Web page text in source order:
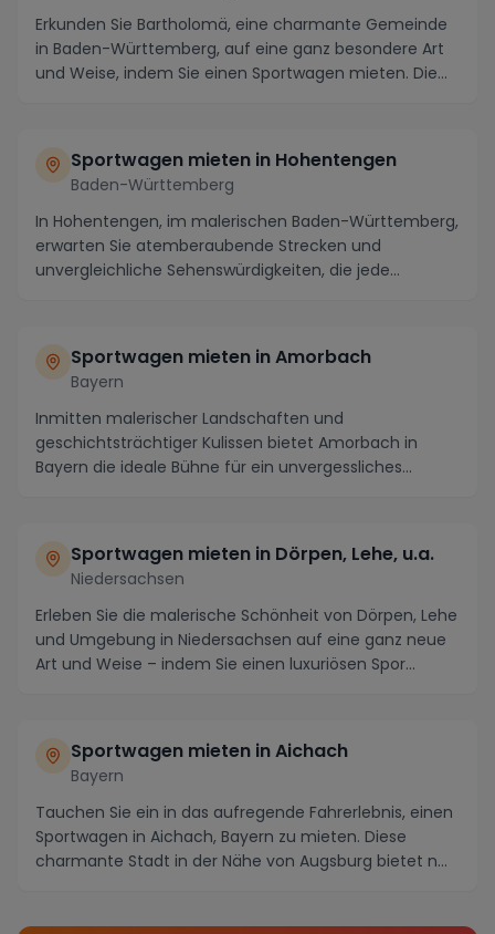
Erkunden Sie Bartholomä, eine charmante Gemeinde
in Baden-Württemberg, auf eine ganz besondere Art
und Weise, indem Sie einen Sportwagen mieten. Die
Sportwagen mieten in Hohentengen
Baden-Württemberg
In Hohentengen, im malerischen Baden-Württemberg,
erwarten Sie atemberaubende Strecken und
unvergleichliche Sehenswürdigkeiten, die jede
Sportwagen mieten in Amorbach
Bayern
Inmitten malerischer Landschaften und
geschichtsträchtiger Kulissen bietet Amorbach in
Bayern die ideale Bühne für ein unvergessliches
Sportwagen mieten in Dörpen, Lehe, u.a.
Niedersachsen
Erleben Sie die malerische Schönheit von Dörpen, Lehe
und Umgebung in Niedersachsen auf eine ganz neue
Art und Weise – indem Sie einen luxuriösen Spor...
Sportwagen mieten in Aichach
Bayern
Tauchen Sie ein in das aufregende Fahrerlebnis, einen
Sportwagen in Aichach, Bayern zu mieten. Diese
charmante Stadt in der Nähe von Augsburg bietet n...